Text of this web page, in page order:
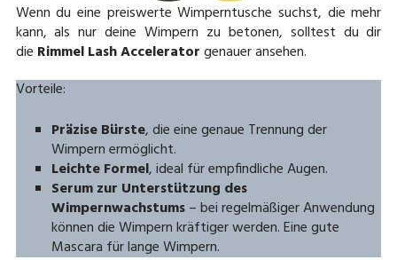
Wenn du eine preiswerte Wimperntusche suchst, die mehr
kann, als nur deine Wimpern zu betonen, solltest du dir
die Rimmel Lash Acceleratorgenauer ansehen.
Vorteile:
Präzise Bürste, die eine genaue Trennung der
Wimpern ermöglicht.
Leichte Formel, ideal für empfindliche Augen.
Serum zur Unterstützung des
Wimpernwachstums– bei regelmäßiger Anwendung
können die Wimpern kräftiger werden. Eine gute
Mascara für lange Wimpern.